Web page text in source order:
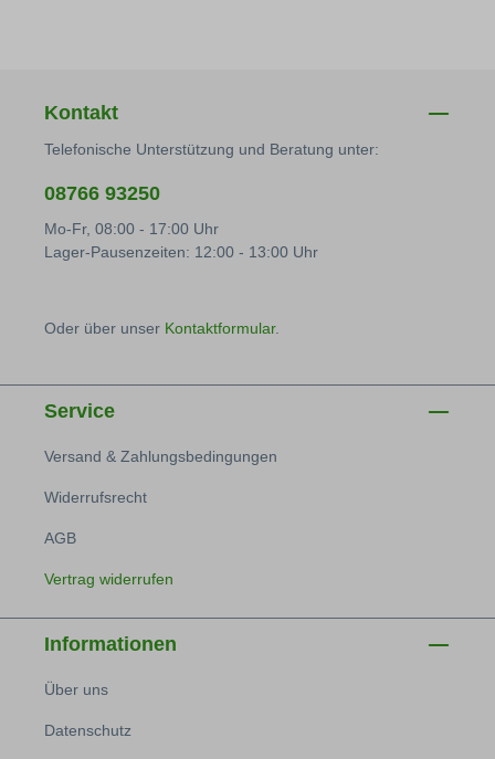
Kontakt
Telefonische Unterstützung und Beratung unter:
08766 93250
Mo-Fr, 08:00 - 17:00 Uhr
Lager-Pausenzeiten: 12:00 - 13:00 Uhr
Oder über unser Kontaktformular.
Service
Versand & Zahlungsbedingungen
Widerrufsrecht
AGB
Vertrag widerrufen
Informationen
Über uns
Datenschutz